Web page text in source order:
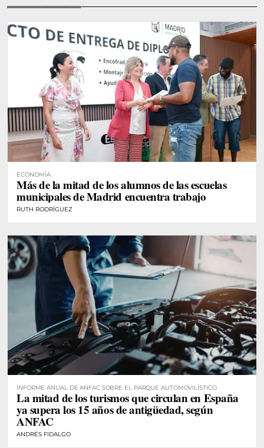
ECONOMÍA
Más de la mitad de los alumnos de las escuelas
municipales de Madrid encuentra trabajo
RUTH RODRÍGUEZ
INFORME ANUAL DE ANFAC SOBRE EL PARQUE AUTOMOVILÍSTICO
La mitad de los turismos que circulan en España
ya supera los 15 años de antigüedad, según
ANFAC
ANDRÉS FIDALGO